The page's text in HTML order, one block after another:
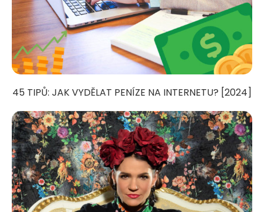
45 TIPŮ: JAK VYDĚLAT PENÍZE NA INTERNETU? [2024]